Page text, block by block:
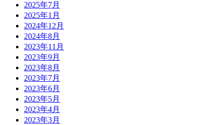
2025年7月
2025年1月
2024年12月
2024年8月
2023年11月
2023年9月
2023年8月
2023年7月
2023年6月
2023年5月
2023年4月
2023年3月